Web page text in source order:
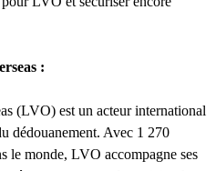
:
(LVO) est un acteur international
dédouanement. Avec 1 270
le monde, LVO accompagne ses